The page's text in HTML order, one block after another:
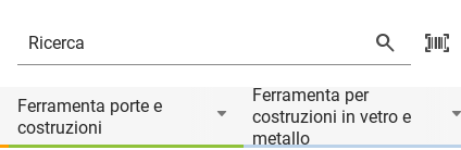
Ferramenta porte e
costruzioni
Ferramenta per
costruzioni in vetro e
metallo